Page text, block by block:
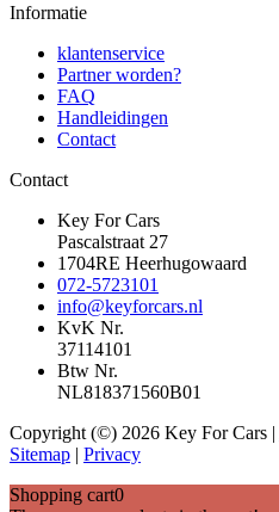
Informatie
klantenservice
Partner worden?
FAQ
Handleidingen
Contact
Contact
Key For Cars
Pascalstraat 27
1704RE Heerhugowaard
072-5723101
info@keyforcars.nl
KvK Nr.
37114101
Btw Nr.
NL818371560B01
Copyright (©) 2026 Key For Cars |
Sitemap | Privacy
Shopping cart0